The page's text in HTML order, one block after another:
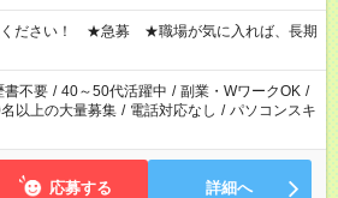
ワークの場合、他のお仕事と
の就業はご案内できません ※法令に基づき、
は社会保険への加入対象となります ※労働者
遣の原則禁止）により、短時間・短期間の就
い場合があります
ください！ ★急募 ★職場が気に入れば、長期
書不要 / 40～50代活躍中 / 副業・WワークOK /
以上の大量募集 / 電話対応なし / パソコンスキ
応募する 詳細へ